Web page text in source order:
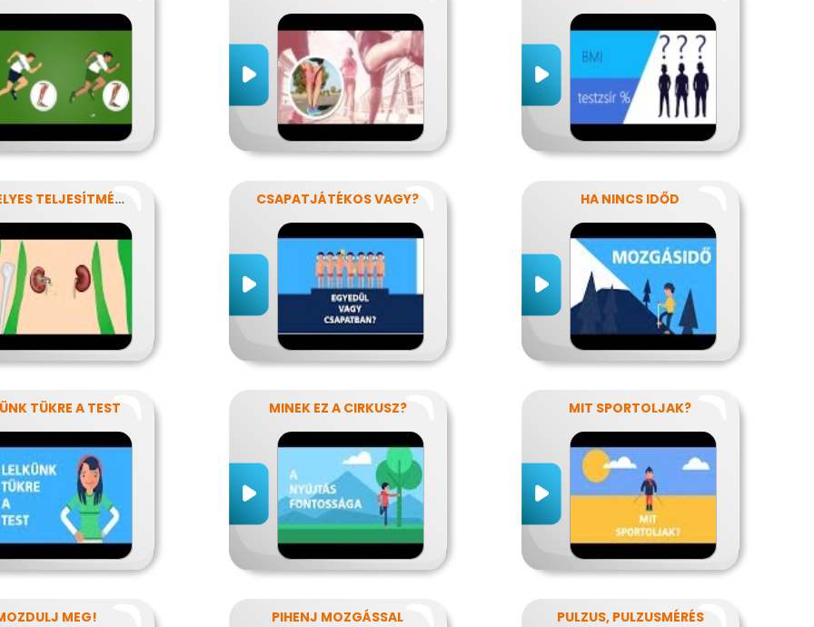
VESZÉLYES TELJESÍTMÉNY CSAPATJÁTÉKOS VAGY? HA NINCS IDŐD
TÜKRE A TEST MINEK EZ A CIRKUSZ? MIT SPORTOLJAK?
MEG! PIHENJ MOZGÁSSAL PULZUS, PULZUSMÉRÉS